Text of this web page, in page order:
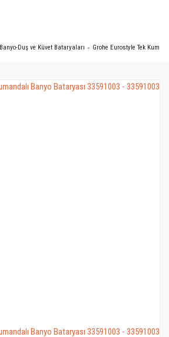
Banyo-Duş ve Küvet Bataryaları Grohe Eurostyle Tek